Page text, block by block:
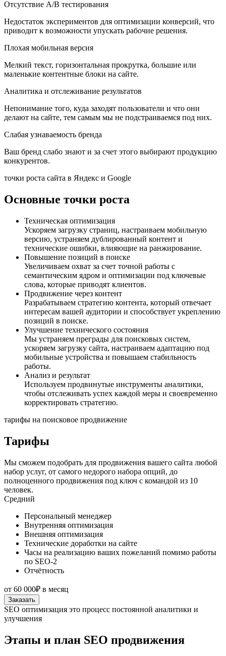
Отсутствие A/B тестирования
Недостаток экспериментов для оптимизации конверсий, что
приводит к возможности упускать рабочие решения.
Плохая мобильная версия
Мелкий текст, горизонтальная прокрутка, большие или
маленькие контентные блоки на сайте.
Аналитика и отслеживание результатов
Непонимание того, куда заходят пользователи и что они
делают на сайте, тем самым мы не подстраиваемся под них.
Слабая узнаваемость бренда
Ваш бренд слабо знают и за счет этого выбирают продукцию
конкурентов.
точки роста сайта в Яндекс и Google
Основные точки роста
Техническая оптимизация
Ускоряем загрузку страниц, настраиваем мобильную
версию, устраняем дублированный контент и
технические ошибки, влияющие на ранжирование.
Повышение позиций в поиске
Увеличиваем охват за счет точной работы с
семантическим ядром и оптимизации под ключевые
слова, которые приводят клиентов.
Продвижение через контент
Разрабатываем стратегию контента, который отвечает
интересам вашей аудитории и способствует укреплению
позиций в поиске.
Улучшение технического состояния
Мы устраняем преграды для поисковых систем,
ускоряем загрузку сайта, настраиваем адаптацию под
мобильные устройства и повышаем стабильность
работы.
Анализ и результат
Используем продвинутые инструменты аналитики,
чтобы отслеживать успех каждой меры и своевременно
корректировать стратегию.
тарифы на поисковое продвижение
Тарифы
Мы сможем подобрать для продвижения вашего сайта любой
набор услуг, от самого недорого набора опций, до
полноценного продвижения под ключ с командой из 10
человек.
Средний
Персональный менеджер
Внутренняя оптимизация
Внешняя оптимизация
Технические доработки на сайте
Часы на реализацию ваших пожеланий помимо работы
по SEO-2
Отчётность
от 60 000₽ в месяц
Заказать
SEO оптимизация это процесс постоянной аналитики и
улучшения
Этапы и план SEO продвижения